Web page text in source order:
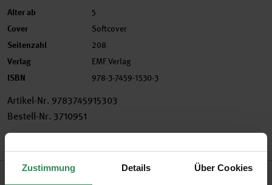
Zustimmung Details Über Cookies
Alter ab 5
Cover Softcover
Seitenzahl 208
Verlag EMF Verlag
ISBN 978-3-7459-1530-3
Artikel-Nr. 9783745915303
Bestell-Nr. 3710951
Produktbeschreibung